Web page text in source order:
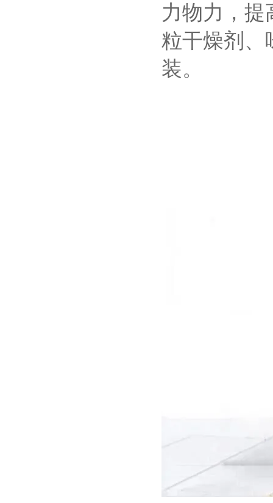
力物力，
粒干燥剂、
装。